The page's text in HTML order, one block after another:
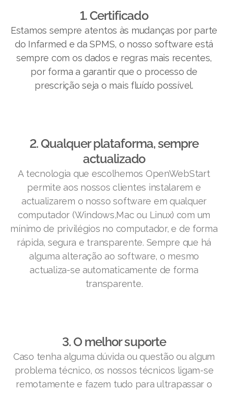
1. Certificado
Estamos sempre atentos às mudanças por parte
do Infarmed e da SPMS, o nosso software está
sempre com os dados e regras mais recentes,
por forma a garantir que o processo de
prescrição seja o mais fluído possível.
2. Qualquer plataforma, sempre
actualizado
A tecnologia que escolhemos OpenWebStart
permite aos nossos clientes instalarem e
actualizarem o nosso software em qualquer
computador (Windows,Mac ou Linux) com um
mínimo de privilégios no computador, e de forma
rápida, segura e transparente. Sempre que há
alguma alteração ao software, o mesmo
actualiza-se automaticamente de forma
transparente.
3. O melhor suporte
Caso tenha alguma dúvida ou questão ou algum
problema técnico, os nossos técnicos ligam-se
remotamente e fazem tudo para ultrapassar o